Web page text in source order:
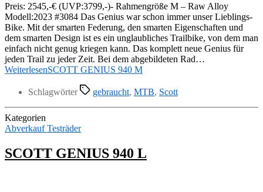
Preis: 2545,-€ (UVP:3799,-)- Rahmengröße M – Raw Alloy
Modell:2023 #3084 Das Genius war schon immer unser Lieblings-
Bike. Mit der smarten Federung, den smarten Eigenschaften und
dem smarten Design ist es ein unglaubliches Trailbike, von dem man
einfach nicht genug kriegen kann. Das komplett neue Genius für
jeden Trail zu jeder Zeit. Bei dem abgebildeten Rad…
WeiterlesenSCOTT GENIUS 940 M
Schlagwörter gebraucht, MTB, Scott
Kategorien
Abverkauf Testräder
SCOTT GENIUS 940 L